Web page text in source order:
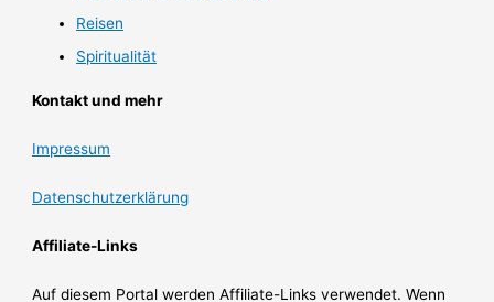
Reisen
Spiritualität
Kontakt und mehr
Impressum
Datenschutzerklärung
Affiliate-Links
Auf diesem Portal werden Affiliate-Links verwendet. Wenn